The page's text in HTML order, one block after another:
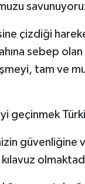
çizdiği
sebep
tam ve
geçinmek
güvenliğine